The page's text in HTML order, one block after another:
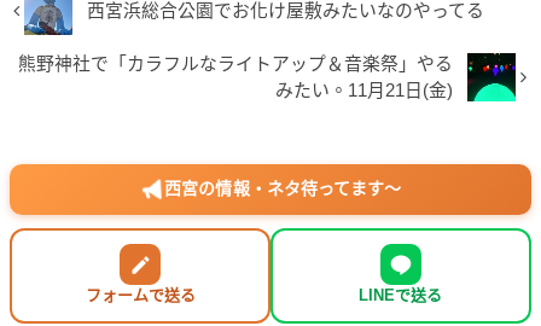
西宮浜総合公園でお化け屋敷みたいなのやってる
熊野神社で「カラフルなライトアップ＆音楽祭」やる
みたい。11月21日(金)
西宮の情報・ネタ待ってます〜
フォームで送る LINEで送る